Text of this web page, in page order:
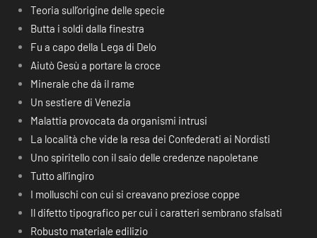
Teoria sull’origine delle specie
Butta i soldi dalla finestra
Fu a capo della Lega di Delo
Aiutò Gesù a portare la croce
Minerale che dà il rame
Un sestiere di Venezia
Malattia provocata da organismi intrusi
La località che vide la resa dei Confederati ai Nordisti
Uno spiritello con il saio delle credenze napoletane
Tutto all’ingiro
I molluschi con cui si creavano preziose coppe
Il difetto tipografico per cui i caratteri sembrano sfalsati
Robusto materiale edilizio